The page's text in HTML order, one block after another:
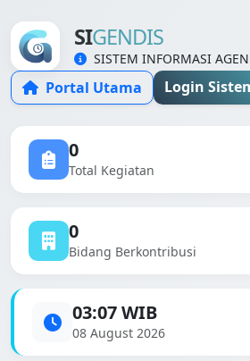
SIGENDIS
SISTEM INFORMASI
Portal Utama Login
0
Total Kegiatan
0
Bidang Berkontribusi
03:07 WIB
08 August 2026